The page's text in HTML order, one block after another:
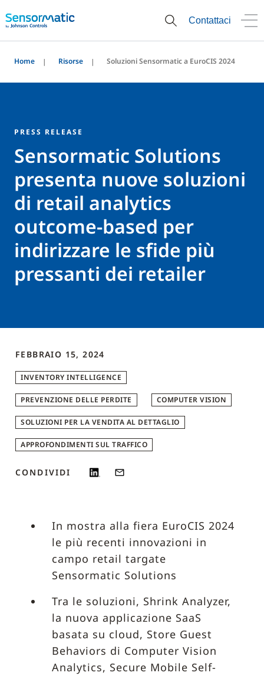
Contattaci
Home Risorse Soluzioni Sensormatic a EuroCIS 2024
PRESS RELEASE
Sensormatic Solutions
presenta nuove soluzioni
di retail analytics
outcome-based per
indirizzare le sfide più
pressanti dei retailer
FEBBRAIO 15, 2024
INVENTORY INTELLIGENCE
PREVENZIONE DELLE PERDITE COMPUTER VISION
SOLUZIONI PER LA VENDITA AL DETTAGLIO
APPROFONDIMENTI SUL TRAFFICO
CONDIVIDI
In mostra alla fiera EuroCIS 2024
le più recenti innovazioni in
campo retail targate
Sensormatic Solutions
Tra le soluzioni, Shrink Analyzer,
la nuova applicazione SaaS
basata su cloud, Store Guest
Behaviors di Computer Vision
Analytics, Secure Mobile Self-